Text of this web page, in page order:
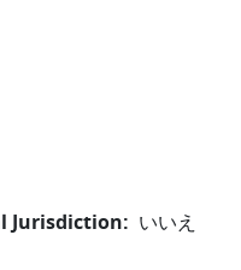
Jurisdiction
いいえ